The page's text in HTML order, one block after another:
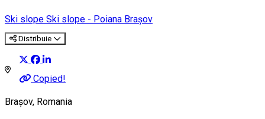
Ski slope Ski slope - Poiana Brașov
Distribuie
Copied!
Brașov, Romania